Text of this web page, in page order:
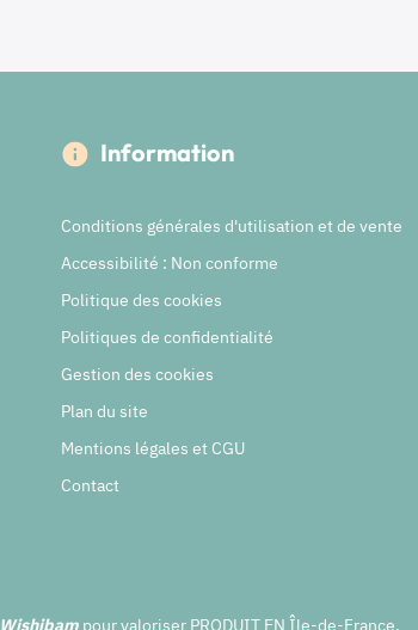
Information
Conditions générales d'utilisation et de vente
Accessibilité : Non conforme
Politique des cookies
Politiques de confidentialité
Gestion des cookies
Plan du site
Mentions légales et CGU
Contact
Wishibam pour valoriser PRODUIT EN Île-de-France.